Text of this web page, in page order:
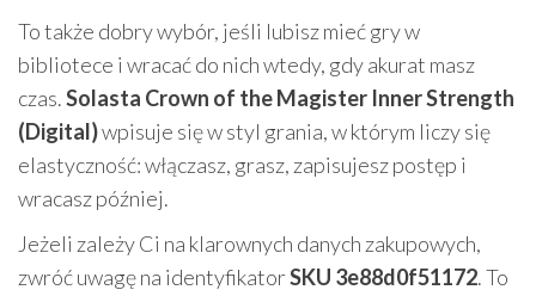
To także dobry wybór, jeśli lubisz mieć gry w
bibliotece i wracać do nich wtedy, gdy akurat masz
czas.Solasta Crown of the Magister Inner Strength
(Digital)wpisuje się w styl grania, w którym liczy się
elastyczność: włączasz, grasz, zapisujesz postęp i
wracasz później.
Jeżeli zależy Ci na klarownych danych zakupowych,
zwróć uwagę na identyfikatorSKU 3e88d0f51172. To